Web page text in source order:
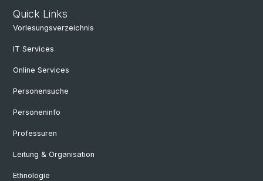
Quick Links
Vorlesungsverzeichnis
IT Services
Online Services
Personensuche
Personeninfo
Professuren
Leitung & Organisation
Ethnologie